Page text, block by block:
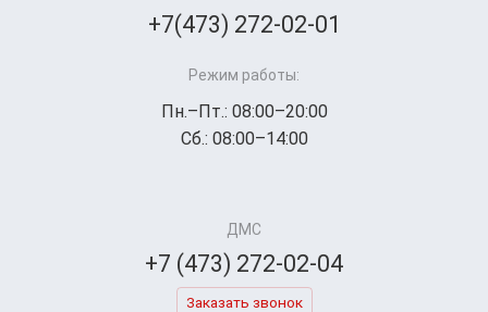
+7(473) 272-02-01
Режим работы:
Пн.–Пт.: 08:00–20:00
Сб.: 08:00–14:00
ДМС
+7 (473) 272-02-04
Заказать звонок